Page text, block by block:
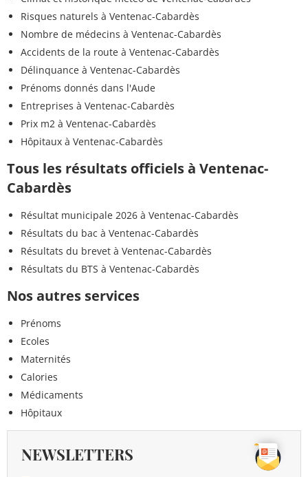
Risques naturels à Ventenac-Cabardès
Nombre de médecins à Ventenac-Cabardès
Accidents de la route à Ventenac-Cabardès
Délinquance à Ventenac-Cabardès
Prénoms donnés dans l'Aude
Entreprises à Ventenac-Cabardès
Prix m2 à Ventenac-Cabardès
Hôpitaux à Ventenac-Cabardès
Tous les résultats officiels à Ventenac-
Cabardès
Résultat municipale 2026 à Ventenac-Cabardès
Résultats du bac à Ventenac-Cabardès
Résultats du brevet à Ventenac-Cabardès
Résultats du BTS à Ventenac-Cabardès
Nos autres services
Prénoms
Ecoles
Maternités
Calories
Médicaments
Hôpitaux
NEWSLETTERS